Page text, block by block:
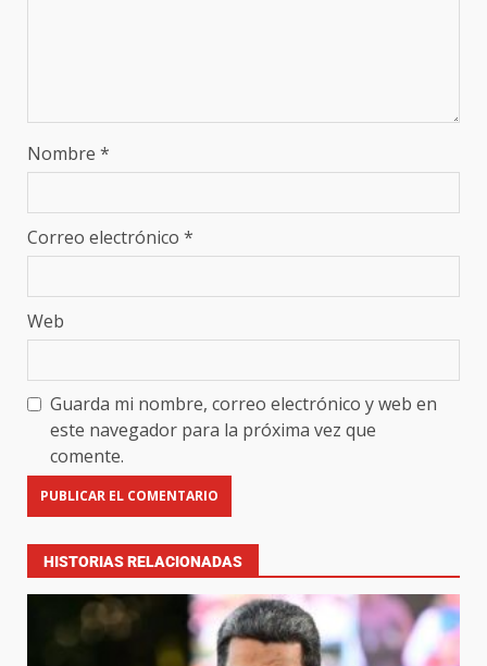
Nombre *
Correo electrónico *
Web
Guarda mi nombre, correo electrónico y web en
este navegador para la próxima vez que
comente.
HISTORIAS RELACIONADAS